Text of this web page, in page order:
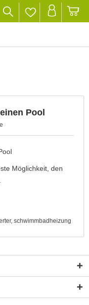
Pool
Möglichkeit, den
, schwimmbadheizung